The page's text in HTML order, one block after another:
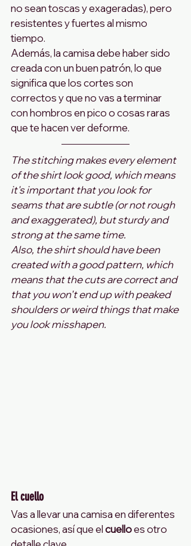
no sean toscas y exageradas), pero
resistentes y fuertes al mismo
tiempo.
Además, la camisa debe haber sido
creada con un buen patrón, lo que
significa que los cortes son
correctos y que no vas a terminar
con hombros en pico o cosas raras
que te hacen ver deforme.
The stitching makes every element
of the shirt look good, which means
it's important that you look for
seams that are subtle (or not rough
and exaggerated), but sturdy and
strong at the same time.
Also, the shirt should have been
created with a good pattern, which
means that the cuts are correct and
that you won't end up with peaked
shoulders or weird things that make
you look misshapen.
El cuello
Vas a llevar una camisa en diferentes
ocasiones, así que el cuello es otro